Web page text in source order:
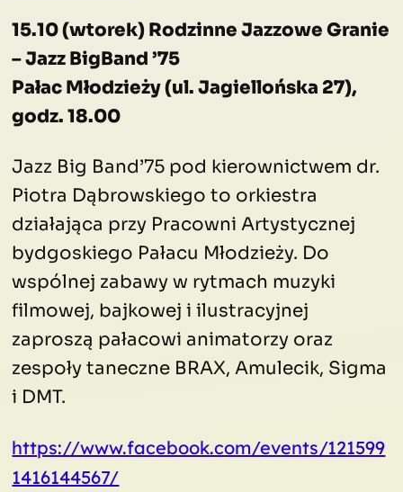
15.10 (wtorek) Rodzinne Jazzowe Granie
– Jazz BigBand ’75
Pałac Młodzieży (ul. Jagiellońska 27),
godz. 18.00
Jazz Big Band’75 pod kierownictwem dr.
Piotra Dąbrowskiego to orkiestra
działająca przy Pracowni Artystycznej
bydgoskiego Pałacu Młodzieży. Do
wspólnej zabawy w rytmach muzyki
filmowej, bajkowej i ilustracyjnej
zaproszą pałacowi animatorzy oraz
zespoły taneczne BRAX, Amulecik, Sigma
i DMT.
https://www.facebook.com/events/121599
1416144567/